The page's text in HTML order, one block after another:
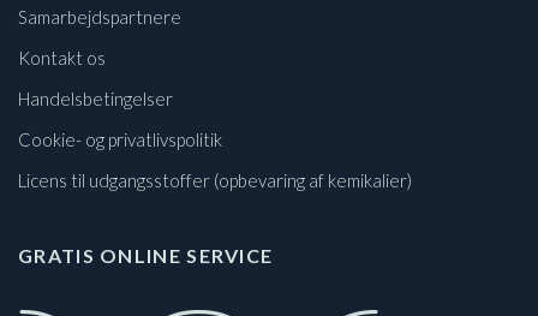
Samarbejdspartnere
Kontakt os
Handelsbetingelser
Cookie- og privatlivspolitik
Licens til udgangsstoffer (opbevaring af kemikalier)
GRATIS ONLINE SERVICE